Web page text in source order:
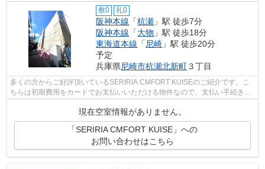
敷0 礼0
阪神本線 「杭瀬 」駅 徒歩7分
阪神本線 「大物 」駅 徒歩18分
東海道本線 「尼崎 」駅 徒歩20分
予定
兵庫県尼崎市杭瀬北新町３丁目
多くの方からご好評頂いているSERIRIA CMFORT KUISEのご紹介です。こ
ちらは初期費用をカードでお支払いいただける物件なので、支払い手続きの
現在空室情報がありません。
「SERIRIA CMFORT KUISE」への
お問い合わせはこちら